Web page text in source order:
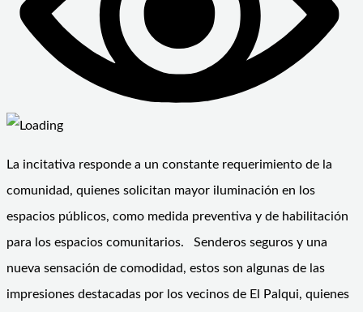
La incitativa responde a un constante requerimiento de la
comunidad, quienes solicitan mayor iluminación en los
espacios públicos, como medida preventiva y de habilitación
para los espacios comunitarios. Senderos seguros y una
nueva sensación de comodidad, estos son algunas de las
impresiones destacadas por los vecinos de El Palqui, quienes